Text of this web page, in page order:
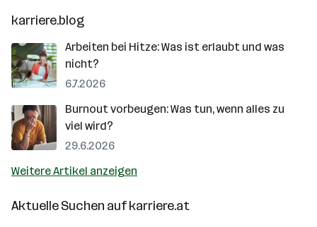
karriere.blog
Arbeiten bei Hitze: Was ist erlaubt und was
nicht?
6.7.2026
Burnout vorbeugen: Was tun, wenn alles zu
viel wird?
29.6.2026
Weitere Artikel anzeigen
Aktuelle Suchen aufkarriere.at